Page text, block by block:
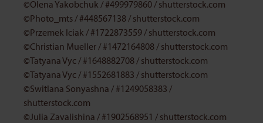
©Olena Yakobchuk / #499979860/ shutterstock.com
©Photo_mts/ #448567138/ shutterstock.com
©Przemek Iciak / #1722873559/ shutterstock.com
©Christian Mueller/ #1472164808/ shutterstock.com
©Tatyana Vyc/ #1648882708/ shutterstock.com
©Tatyana Vyc/ #1552681883 / shutterstock.com
©Switlana Sonyashna / #1249058383 /
shutterstock.com
©Julia Zavalishina / #1902568951 / shutterstock.com